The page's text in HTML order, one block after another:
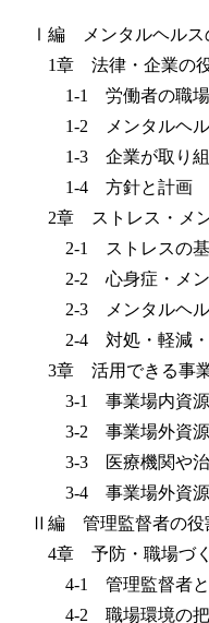
Ⅰ編 メンタルヘルス
1章 法律・企業の
1-1 労働者の職場
1-2 メンタルヘル
1-3 企業が取り組
1-4 方針と計画
2章 ストレス・メ
2-1 ストレスの基
2-2 心身症・メン
2-3 メンタルヘル
2-4 対処・軽減・
3章 活用できる事
3-1 事業場内資源
3-2 事業場外資源
3-3 医療機関や治
3-4 事業場外資源
Ⅱ編 管理監督者の役
4章 予防・職場づ
4-1 管理監督者と
4-2 職場環境の把